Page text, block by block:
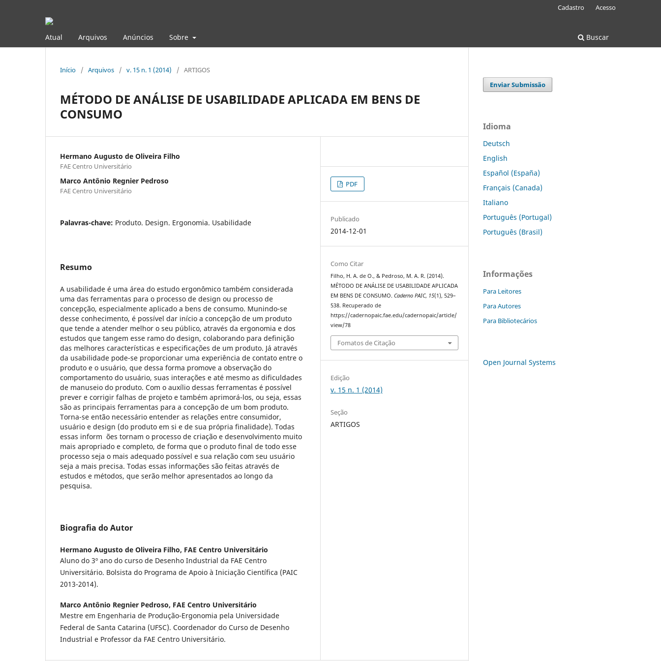
Atual Arquivos Anúncios Sobre Buscar
Cadastro Acesso
Início / Arquivos / v. 15 n. 1 (2014) / ARTIGOS
MÉTODO DE ANÁLISE DE USABILIDADE APLICADA EM BENS DE
CONSUMO
Hermano Augusto de Oliveira Filho
FAE Centro Universitário
Marco Antônio Regnier Pedroso
FAE Centro Universitário
Palavras-chave: Produto. Design. Ergonomia. Usabilidade
Resumo
A usabilidade é uma área do estudo ergonômico também considerada
uma das ferramentas para o processo de design ou processo de
concepção, especialmente aplicado a bens de consumo. Munindo-se
desse conhecimento, é possível dar início a concepção de um produto
que tende a atender melhor o seu público, através da ergonomia e dos
estudos que tangem esse ramo do design, colaborando para definição
das melhores características e especificações de um produto. Já através
da usabilidade pode-se proporcionar uma experiência de contato entre o
produto e o usuário, que dessa forma promove a observação do
comportamento do usuário, suas interações e até mesmo as dificuldades
de manuseio do produto. Com o auxílio dessas ferramentas é possível
prever e corrigir falhas de projeto e também aprimorá-los, ou seja, essas
são as principais ferramentas para a concepção de um bom produto.
Torna-se então necessário entender as relações entre consumidor,
usuário e design (do produto em si e de sua própria finalidade). Todas
essas inform ões tornam o processo de criação e desenvolvimento muito
mais apropriado e completo, de forma que o produto final de todo esse
processo seja o mais adequado possível e sua relação com seu usuário
seja a mais precisa. Todas essas informações são feitas através de
estudos e métodos, que serão melhor apresentados ao longo da
pesquisa.
Biografia do Autor
Hermano Augusto de Oliveira Filho, FAE Centro Universitário
Aluno do 3º ano do curso de Desenho Industrial da FAE Centro
Universitário. Bolsista do Programa de Apoio à Iniciação Científica (PAIC
2013-2014).
Marco Antônio Regnier Pedroso, FAE Centro Universitário
Mestre em Engenharia de Produção-Ergonomia pela Universidade
Federal de Santa Catarina (UFSC). Coordenador do Curso de Desenho
Industrial e Professor da FAE Centro Universitário.
PDF
Publicado
2014-12-01
Como Citar
Filho, H. A. de O., & Pedroso, M. A. R. (2014).
MÉTODO DE ANÁLISE DE USABILIDADE APLICADA
EM BENS DE CONSUMO.Caderno PAIC, 15(1), 529–
538. Recuperado de
https://cadernopaic.fae.edu/cadernopaic/article/
view/78
Fomatos de Citação
Edição
v. 15 n. 1 (2014)
Seção
ARTIGOS
Enviar Submissão
Idioma
Deutsch
English
Español (España)
Français (Canada)
Italiano
Português (Portugal)
Português (Brasil)
Informações
Para Leitores
Para Autores
Para Bibliotecários
Open Journal Systems